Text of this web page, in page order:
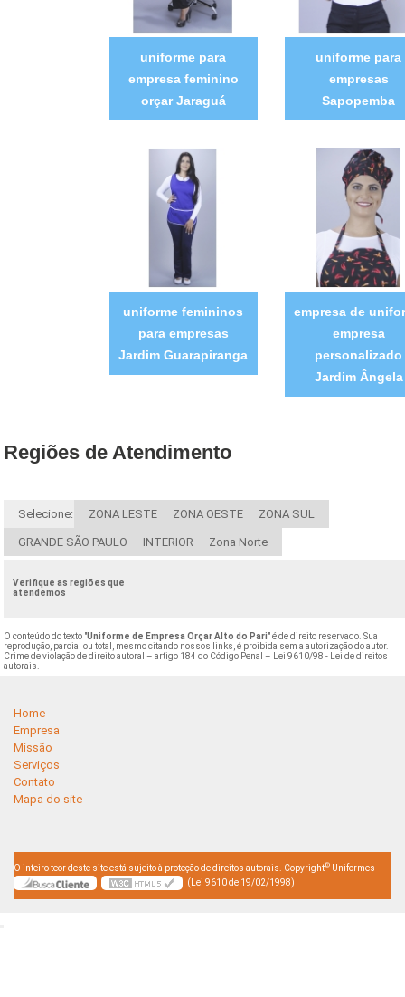
uniforme para
empresa feminino
orçar Jaraguá
uniforme para
empresas
Sapopemba
uniforme femininos
para empresas
Jardim Guarapiranga
empresa de
empresa
personalizado
Jardim Ângela
Regiões de Atendimento
Selecione: ZONA LESTE ZONA OESTE ZONA SUL
GRANDE SÃO PAULO INTERIOR Zona Norte
Verifique as regiões que
atendemos
O conteúdo do texto "Uniforme de Empresa Orçar Alto do Pari" é de direito reservado. Sua
reprodução, parcial ou total, mesmo citando nossos links, é proibida sem a autorização do autor.
Crime de violação de direito autoral – artigo 184 do Código Penal – Lei 9610/98 - Lei de direitos
autorais.
Home
Empresa
Missão
Serviços
Contato
Mapa do site
O inteiro teor deste site está sujeito à proteção de direitos autorais. Copyright© Uniformes
(Lei 9610 de 19/02/1998)